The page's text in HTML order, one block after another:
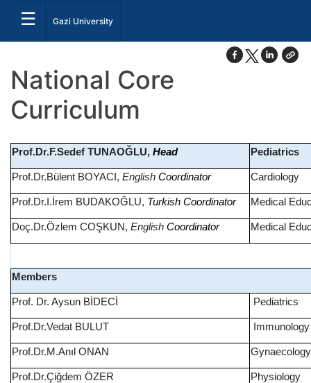
☰ Gazi University
National Core
Curriculum
Prof.Dr.F.Sedef TUNAOĞLU, Head Pediatrics
Prof.Dr.Bülent BOYACI, English Coordinator Cardiology
Prof.Dr.I.İrem BUDAKOĞLU, Turkish Coordinator Medical
Doç.Dr.Özlem COŞKUN, English Coordinator Medical
Members
Prof. Dr. Aysun BİDECİ Pediatrics
Prof.Dr.Vedat BULUT Immunology
Prof.Dr.M.Anıl ONAN
Prof.Dr.Çiğdem ÖZER Physiology